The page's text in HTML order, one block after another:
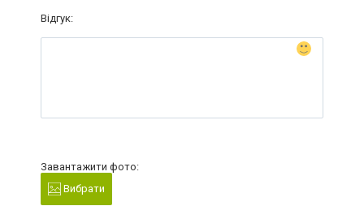
Відгук:
Завантажити фото:
Вибрати